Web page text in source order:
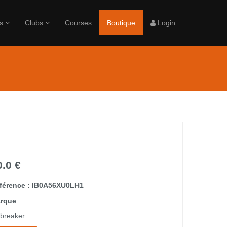
Clubs Courses Boutique Login
€
: IB0A56XU0LH1